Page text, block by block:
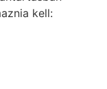
kell: